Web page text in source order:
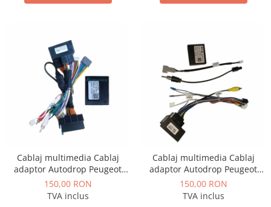
Cablaj multimedia Cablaj
adaptor Autodrop Peugeot
407 pentru Navigatii
multimedia Android
150,00 RON
TVA inclus
Cablaj multimedia Cablaj
adaptor Autodrop Peugeot
607 pentru Navigatii
multimedia Android
150,00 RON
TVA inclus